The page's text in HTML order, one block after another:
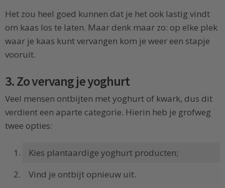
Het zou heel goed kunnen dat je het ook lastig vindt
om kaas los te laten. Maar denk maar zo: op elke plek
waar je kaas kunt vervangen kom je weer een stapje
vooruit.
3. Zo vervang je yoghurt
Veel mensen ontbijten met yoghurt of kwark, dus dit
verdient een aparte categorie. Hierin heb je grofweg
twee opties:
Kies plantaardige yoghurt producten;
Vind je ontbijt opnieuw uit.